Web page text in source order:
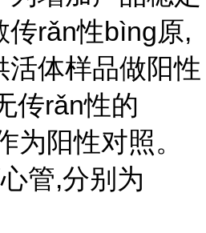
传rǎn性bìng原,
活体样品做阳性
传rǎn性的
为阳性对照。
管,分别为